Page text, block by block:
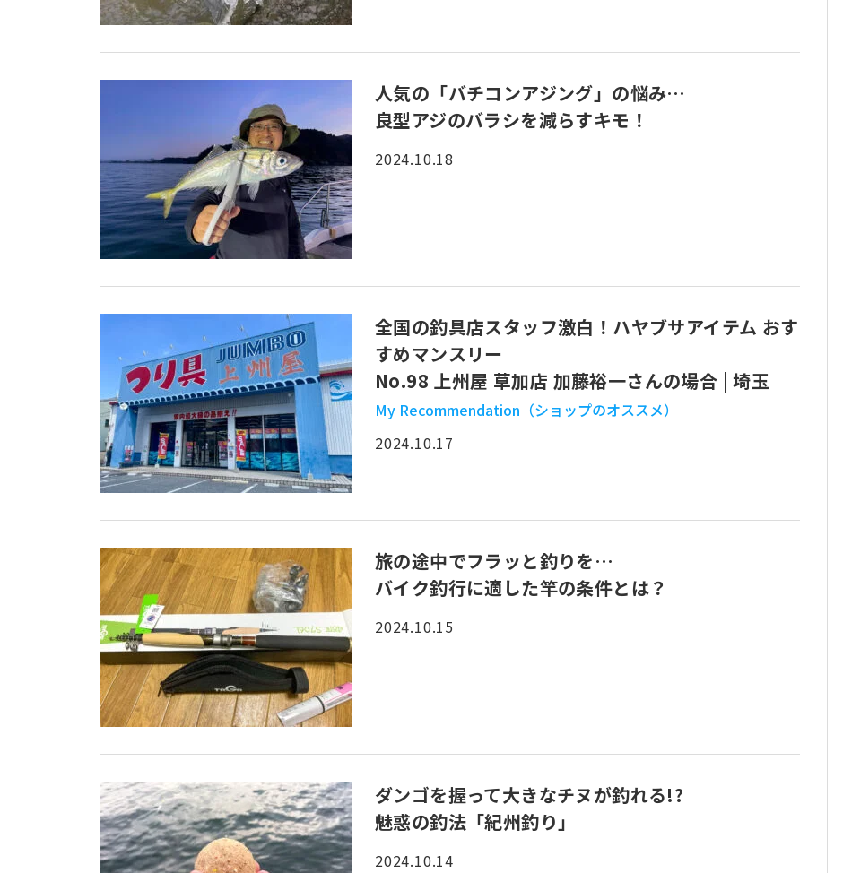
人気の「バチコンアジング」の悩み…
良型アジのバラシを減らすキモ！
2024.10.18
全国の釣具店スタッフ激白！ハヤブサアイテム おす
すめマンスリー
No.98 上州屋 草加店 加藤裕一さんの場合 | 埼玉
My Recommendation（ショップのオススメ）
2024.10.17
旅の途中でフラッと釣りを…
バイク釣行に適した竿の条件とは？
2024.10.15
ダンゴを握って大きなチヌが釣れる!?
魅惑の釣法「紀州釣り」
2024.10.14